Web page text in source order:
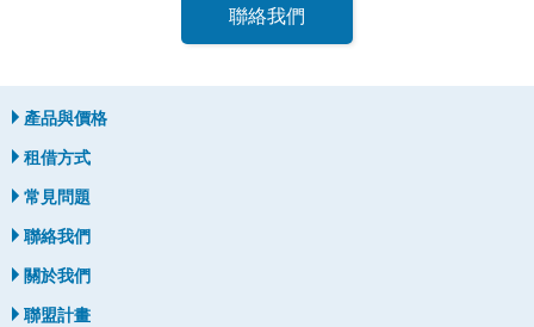
聯絡我們
產品與價格
租借方式
常見問題
聯絡我們
關於我們
聯盟計畫